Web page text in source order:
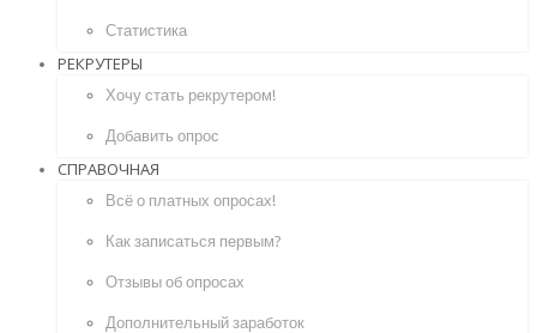
Статистика
РЕКРУТЕРЫ
Хочу стать рекрутером!
Добавить опрос
СПРАВОЧНАЯ
Всё о платных опросах!
Как записаться первым?
Отзывы об опросах
Дополнительный заработок